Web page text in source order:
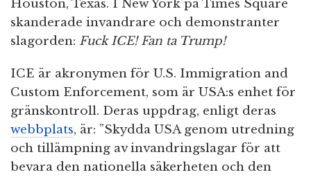
Houston, Texas. I New York på Times Square
skanderade invandrare och demonstranter
slagorden: Fuck ICE! Fan ta Trump!
ICE är akronymen för U.S. Immigration and
Custom Enforcement, som är USA:s enhet för
gränskontroll. Deras uppdrag, enligt deras
webbplats, är: ”Skydda USA genom utredning
och tillämpning av invandringslagar för att
bevara den nationella säkerheten och den